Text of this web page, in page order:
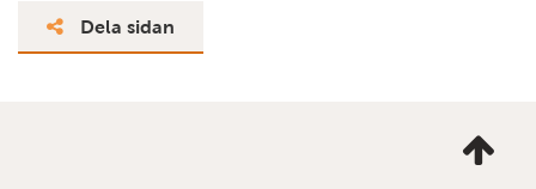
Dela sidan
mig